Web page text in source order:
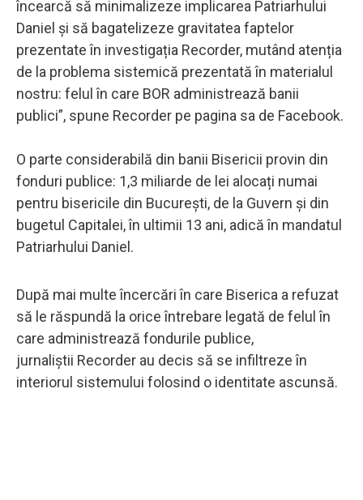
încearcă să minimalizeze implicarea Patriarhului
Daniel și să bagatelizeze gravitatea faptelor
prezentate în investigația Recorder, mutând atenția
de la problema sistemică prezentată în materialul
nostru: felul în care BOR administrează banii
publici”, spune Recorder pe pagina sa de Facebook.
O parte considerabilă din banii Bisericii provin din
fonduri publice: 1,3 miliarde de lei alocați numai
pentru bisericile din București, de la Guvern și din
bugetul Capitalei, în ultimii 13 ani, adică în mandatul
Patriarhului Daniel.
După mai multe încercări în care Biserica a refuzat
să le răspundă la orice întrebare legată de felul în
care administrează fondurile publice,
jurnaliștii Recorder au decis să se infiltreze în
interiorul sistemului folosind o identitate ascunsă.